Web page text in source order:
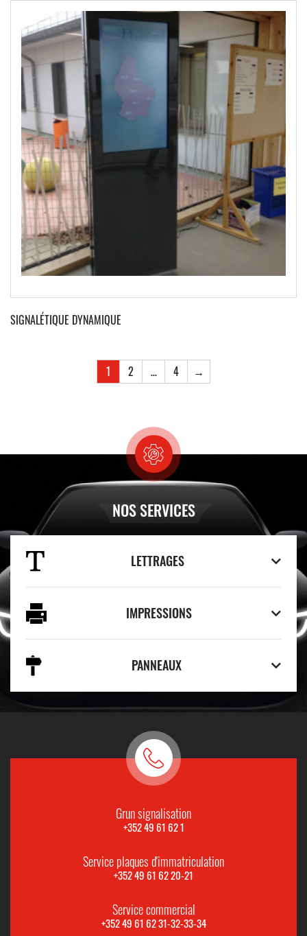
SIGNALÉTIQUE DYNAMIQUE
1 2 … 4 →
NOS SERVICES
LETTRAGES
IMPRESSIONS
PANNEAUX
Grun signalisation
+352 49 61 62 1
Service plaques d'immatriculation
+352 49 61 62 20-21
Service commercial
+352 49 61 62 31-32-33-34